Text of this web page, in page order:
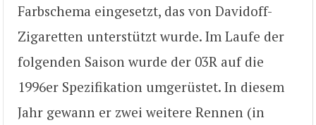
Farbschema eingesetzt, das von Davidoff-
Zigaretten unterstützt wurde. Im Laufe der
folgenden Saison wurde der 03R auf die
1996er Spezifikation umgerüstet. In diesem
Jahr gewann er zwei weitere Rennen (in